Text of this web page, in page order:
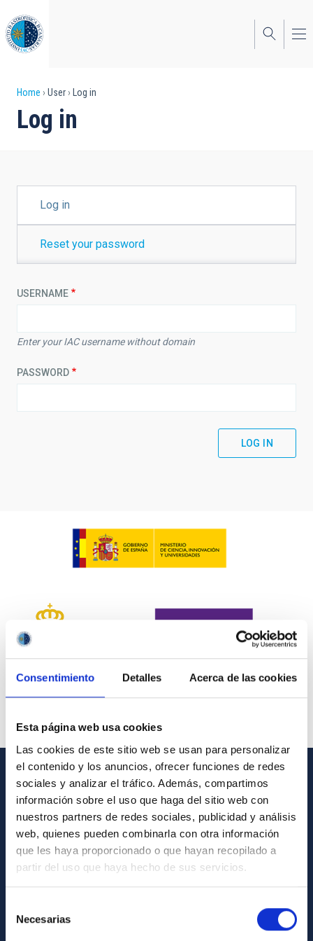
Consentimiento Detalles Acerca de las cookies
Esta página web usa cookies
Las cookies de este sitio web se usan para personalizar
el contenido y los anuncios, ofrecer funciones de redes
sociales y analizar el tráfico. Además, compartimos
información sobre el uso que haga del sitio web con
nuestros partners de redes sociales, publicidad y análisis
web, quienes pueden combinarla con otra información
que les haya proporcionado o que hayan recopilado a
partir del uso que haya hecho de sus servicios.
Necesarias
to
main
content
Breadcrumb
Home User Log in
Log in
TABSLog in
Reset your password
USERNAME
Enter your IAC username without domain
PASSWORD
GENERAL INFORMATION
Contact
How to get to the IAC
List of personnel
Library
General register